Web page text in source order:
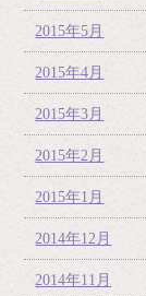
2015年5月
2015年4月
2015年3月
2015年2月
2015年1月
2014年12月
2014年11月